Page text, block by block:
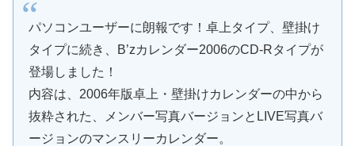
パソコンユーザーに朗報です！卓上タイプ、壁掛け
タイプに続き、B’zカレンダー2006のCD-Rタイプが
登場しました！
内容は、2006年版卓上・壁掛けカレンダーの中から
抜粋された、メンバー写真バージョンとLIVE写真バ
ージョンのマンスリーカレンダー。